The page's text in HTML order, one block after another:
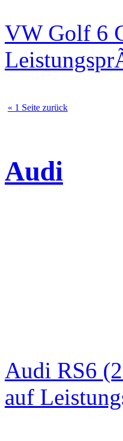
VW Golf 6
« 1 Seite zurück
Audi
Audi RS6
auf